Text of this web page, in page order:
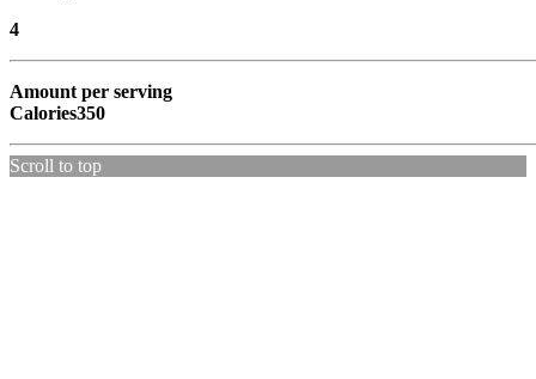
4
Amount per serving
Calories350
Scroll to top